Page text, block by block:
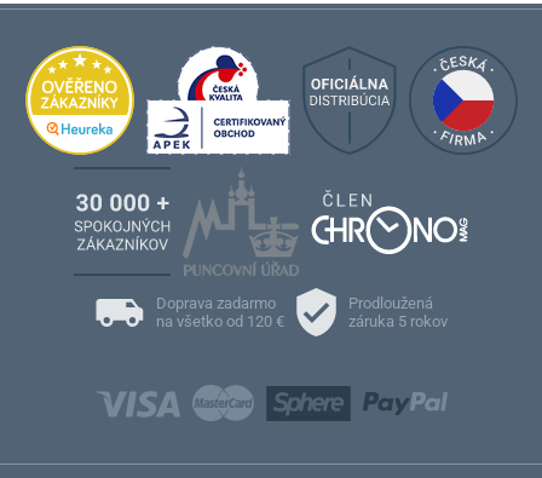
Doprava zadarmo
na všetko od 120 €
Prodloužená
záruka 5 rokov